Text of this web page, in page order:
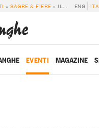
»SAGRE & FIERE » IL MAGICO PAESE DI NATALE: LA SCUOLA DEGLI ELFI ENG ITA
EVENTI MAGAZINE